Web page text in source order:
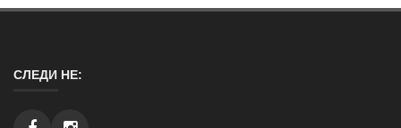
СЛЕДИ НЕ: